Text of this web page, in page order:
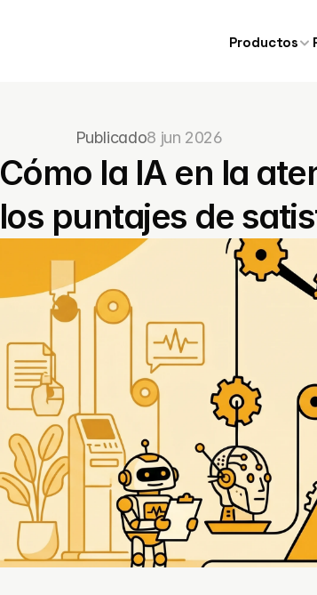
Productos
Publicado8 jun 2026
Cómo la IA en la
los puntajes de